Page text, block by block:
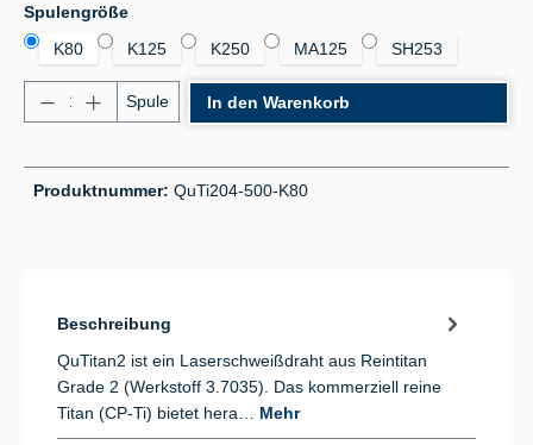
Spulengrößeauswählen
K80
K125 K250 MA125 SH253
Produkt Anzahl: Gib den gewünschten Wert ein
Spule In den Warenkorb
Produktnummer: QuTi204-500-K80
Beschreibung
QuTitan2 ist ein Laserschweißdraht aus Reintitan
Grade 2 (Werkstoff 3.7035). Das kommerziell reine
Titan (CP-Ti) bietet hera… Mehr